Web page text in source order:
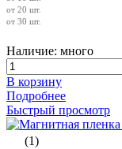
от 20 шт.
от 30 шт.
Наличие: много
В корзину
Подробнее
Быстрый просмотр
(1)